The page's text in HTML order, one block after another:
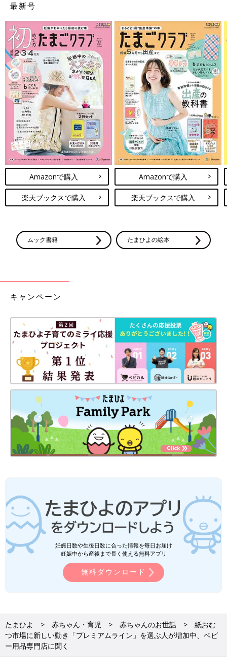
最新号
Amazonで購入
楽天ブックスで購入
Amazonで購入
楽天ブックスで購入
ムック書籍 たまひよの絵本
キャンペーン
妊娠日数や生後日数に合った情報を毎日お届け
妊娠中から産後まで長く使える無料アプリ
無料ダウンロード
たまひよ 赤ちゃん・育児 赤ちゃんのお世話
紙おむ
つ市場に新しい動き「プレミアムライン」を選ぶ人が増加中、ベビ
ー用品専門店に聞く